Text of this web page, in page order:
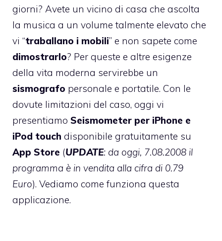
giorni? Avete un vicino di casa che ascolta
la musica a un volume talmente elevato che
vi “traballano i mobili” e non sapete come
dimostrarlo? Per queste e altre esigenze
della vita moderna servirebbe un
sismografo personale e portatile. Con le
dovute limitazioni del caso, oggi vi
presentiamo Seismometer per iPhone e
iPod touch disponibile gratuitamente su
App Store (UPDATE: da oggi, 7.08.2008 il
programma è in vendita alla cifra di 0.79
Euro). Vediamo come funziona questa
applicazione.